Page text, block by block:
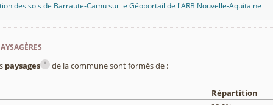
des sols de Barraute-Camu sur le Géoportail de l'ARB Nouvelle-Aquitaine
paysages i de la commune sont formés de :
Répartition